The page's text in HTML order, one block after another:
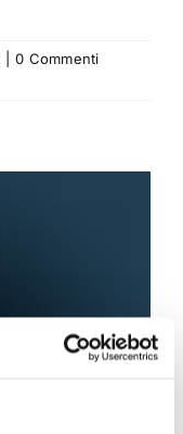
0 Commenti